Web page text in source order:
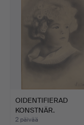
OIDENTIFIERAD
KONSTNÄR.
Lapsimuotokuva, pi…
2 päivää